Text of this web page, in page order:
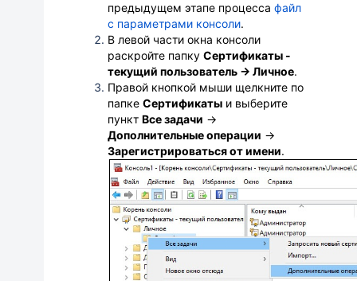
предыдущем этапе процесса файл
с параметрами консоли.
В левой части окна консоли
раскройте папку Сертификаты -
текущий пользователь → Личное.
Правой кнопкой мыши щелкните по
папке Сертификаты и выберите
пункт Все задачи →
Дополнительные операции →
Зарегистрироваться от имени.